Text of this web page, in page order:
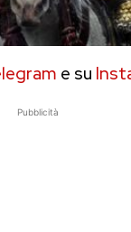
e su
Pubblicità